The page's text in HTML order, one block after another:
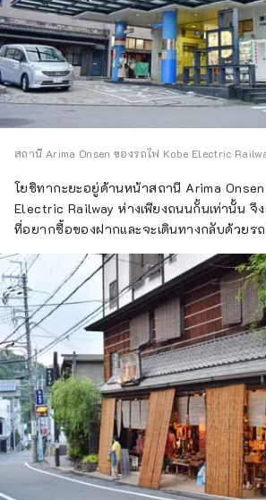
สถานี Arima Onsen ของรถไฟ Kobe Electric
โยชิทากะยะอยู่ด้านหน้าสถานี Arima
Electric Railway ห่างเพียงถนนกั้นเท่านั้น จึ
ที่อยากซื้อของฝากและจะเดินทางกลับด้วยรถ